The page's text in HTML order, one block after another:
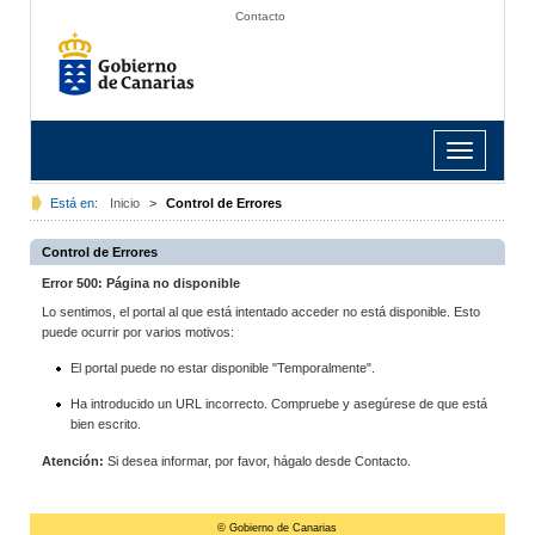
Contacto
Toggle
navigation
Está en: Inicio > Control de Errores
Control de Errores
Error 500: Página no disponible
Lo sentimos, el portal al que está intentado acceder no está disponible. Esto
puede ocurrir por varios motivos:
El portal puede no estar disponible "Temporalmente".
Ha introducido un URL incorrecto. Compruebe y asegúrese de que está
bien escrito.
Atención: Si desea informar, por favor, hágalo desde Contacto.
© Gobierno de Canarias